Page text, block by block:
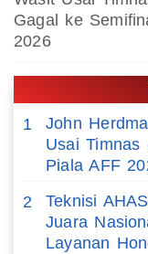
Gagal ke
2026
1
John
Usai Timnas
Piala AFF
2
Teknisi
Juara
Layanan